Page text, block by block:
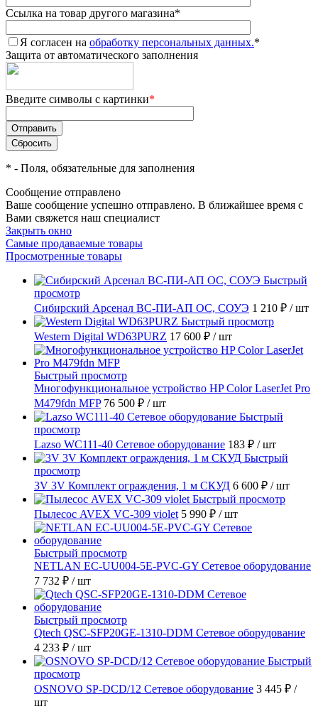
Ссылка на товар другого магазина*
Я согласен на обработку персональных данных.*
Защита от автоматического заполнения
Введите символы с картинки*
* - Поля, обязательные для заполнения
Сообщение отправлено
Ваше сообщение успешно отправлено. В ближайшее время с
Вами свяжется наш специалист
Закрыть окно
Самые продаваемые товары
Просмотренные товары
Быстрый
просмотр
Сибирский Арсенал ВС-ПИ-АП ОС, СОУЭ 1 210 ₽ / шт
Быстрый просмотр
Western Digital WD63PURZ 17 600 ₽ / шт
Быстрый просмотр
Многофункциональное устройство HP Color LaserJet Pro
M479fdn MFP 76 500 ₽ / шт
Быстрый
просмотр
Lazso WC111-40 Сетевое оборудование 183 ₽ / шт
Быстрый
просмотр
3V 3V Комплект ограждения, 1 м СКУД 6 600 ₽ / шт
Быстрый просмотр
Пылесос AVEX VC-309 violet 5 990 ₽ / шт
Быстрый просмотр
NETLAN EC-UU004-5E-PVC-GY Сетевое оборудование
7 732 ₽ / шт
Быстрый просмотр
Qtech QSC-SFP20GE-1310-DDM Сетевое оборудование
4 233 ₽ / шт
Быстрый
просмотр
OSNOVO SP-DCD/12 Сетевое оборудование 3 445 ₽ /
шт